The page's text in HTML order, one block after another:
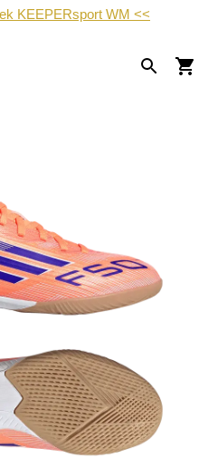
KEEPERsport WM <<